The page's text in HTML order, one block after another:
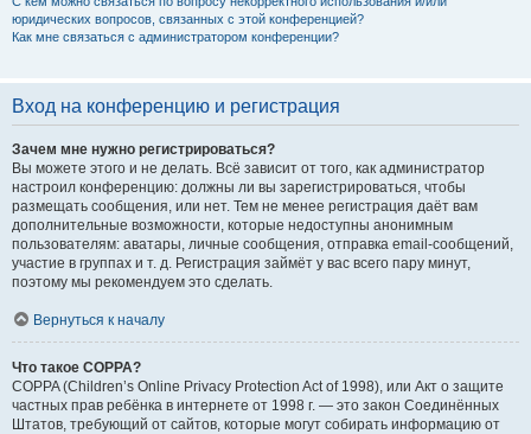
юридических вопросов, связанных с этой конференцией?
Как мне связаться с администратором конференции?
Вход на конференцию и регистрация
Зачем мне нужно регистрироваться?
Вы можете этого и не делать. Всё зависит от того, как администратор
настроил конференцию: должны ли вы зарегистрироваться, чтобы
размещать сообщения, или нет. Тем не менее регистрация даёт вам
дополнительные возможности, которые недоступны анонимным
пользователям: аватары, личные сообщения, отправка email-сообщений,
участие в группах и т. д. Регистрация займёт у вас всего пару минут,
поэтому мы рекомендуем это сделать.
Вернуться к началу
Что такое COPPA?
COPPA (Children’s Online Privacy Protection Act of 1998), или Акт о защите
частных прав ребёнка в интернете от 1998 г. — это закон Соединённых
Штатов, требующий от сайтов, которые могут собирать информацию от